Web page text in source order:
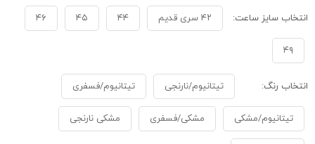
انتخاب سایز ساعت: ۴۲ سری قدیم ۴۴ ۴۵ ۴۶
۴۹
انتخاب رنگ: تیتانیوم/نارنجی تیتانیوم/فسفری
تیتانیوم/مشکی مشکی/فسفری مشکی نارنجی